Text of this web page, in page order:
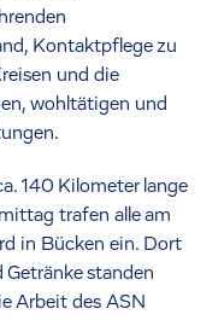
Kontaktpflege zu
und die
wohltätigen und
140 Kilometer lange
trafen alle am
in Bücken ein. Dort
Getränke standen
Arbeit des ASN